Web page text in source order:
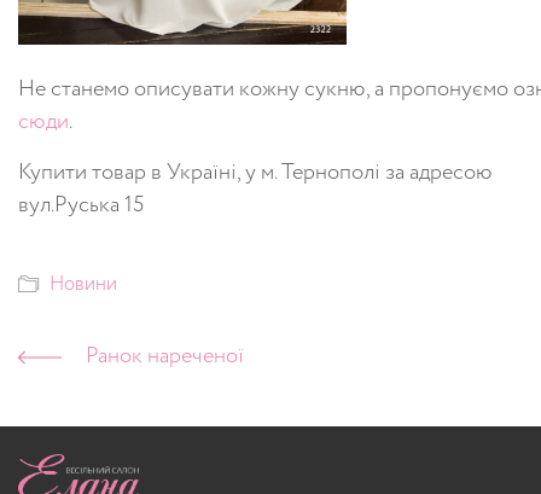
Нестанемоописувати кожнусукню,а пропонуємо
сюди.
Купити товар в Україні, у м. Тернополі за адресою
вул.Руська 15
Новини
Ранок нареченої